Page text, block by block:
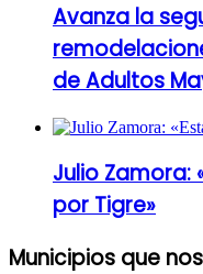
Avanza la
de Adultos
Julio
por Tigre»
Municipios que